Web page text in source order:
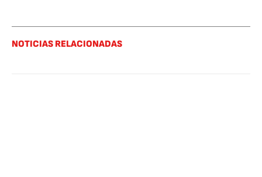
NOTICIAS RELACIONADAS